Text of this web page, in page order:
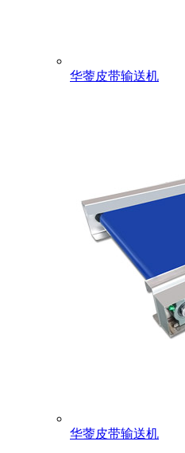
华蓥皮带输送机
华蓥皮带输送机